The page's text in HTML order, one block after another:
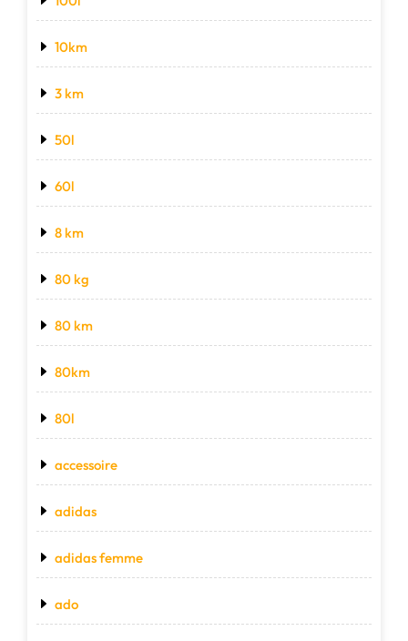
10km
3 km
50l
60l
8 km
80 kg
80 km
80km
80l
accessoire
adidas
adidas femme
ado